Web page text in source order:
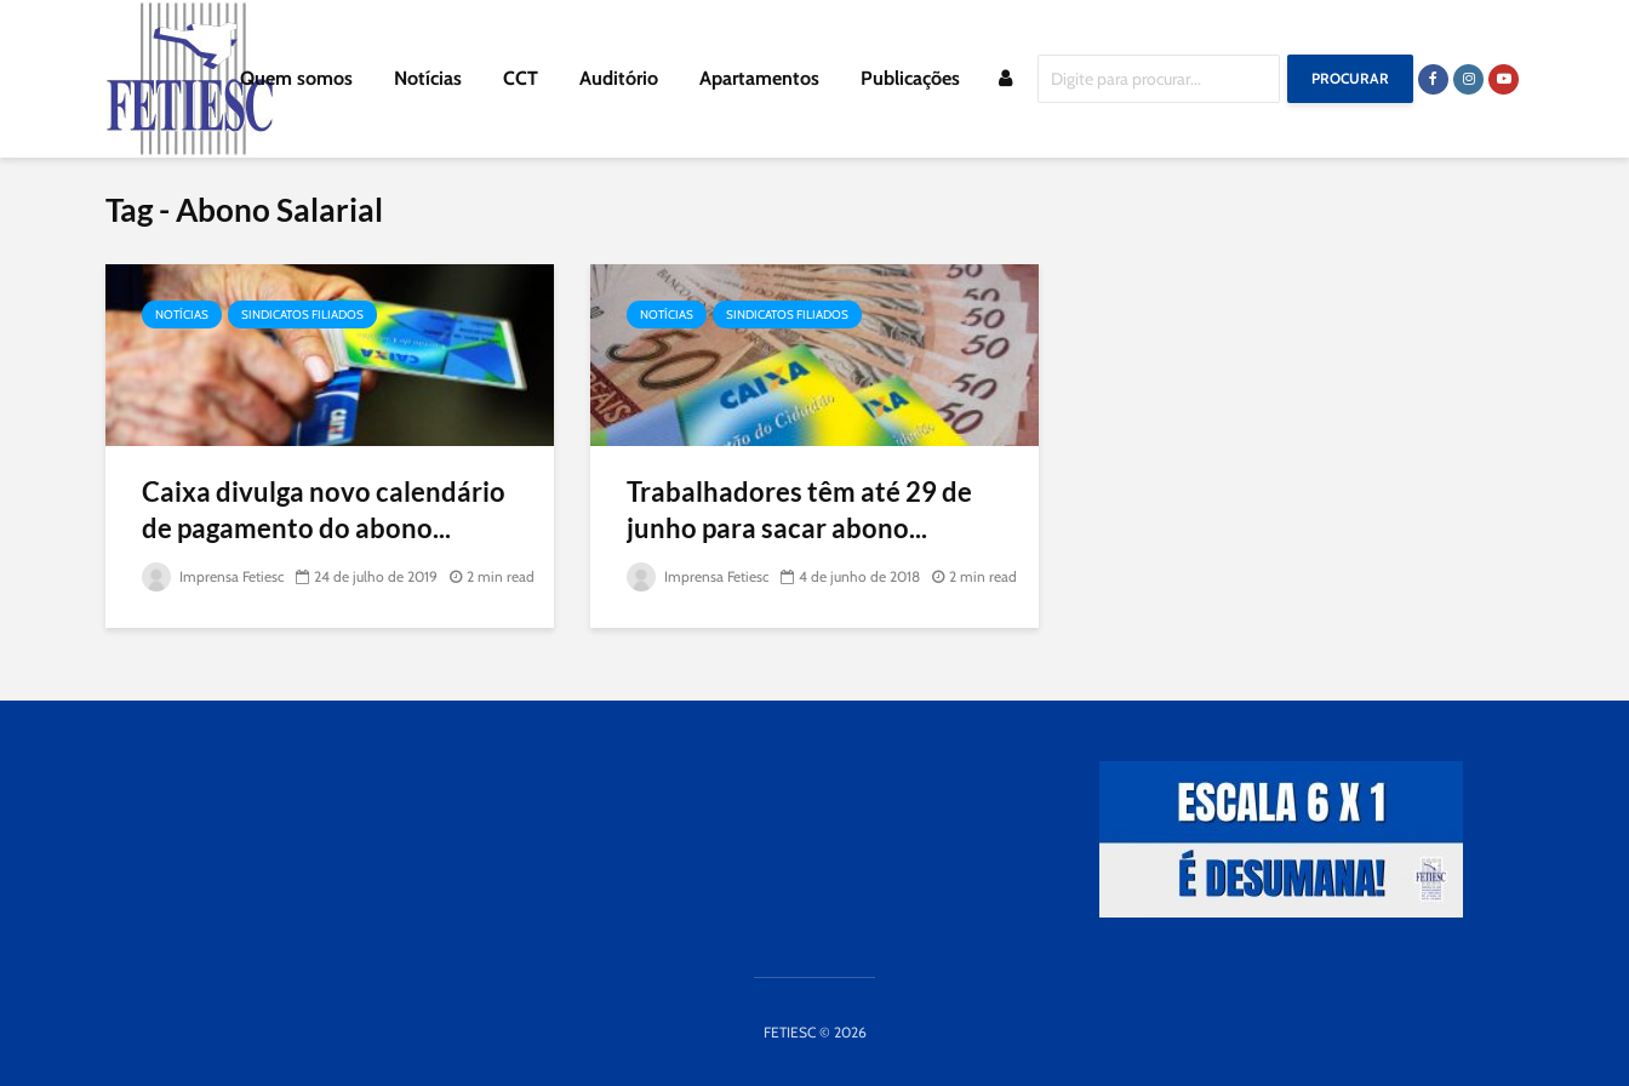
Quem somos Notícias CCT Auditório Apartamentos Publicações PROCURAR
Tag - Abono Salarial
NOTÍCIAS SINDICATOS FILIADOS
Caixa divulga novo calendário
de pagamento do abono...
Imprensa Fetiesc 24 de julho de 2019 2 min read
NOTÍCIAS SINDICATOS FILIADOS
Trabalhadores têm até 29 de
junho para sacar abono...
Imprensa Fetiesc 4 de junho de 2018 2 min read
FETIESC © 2026